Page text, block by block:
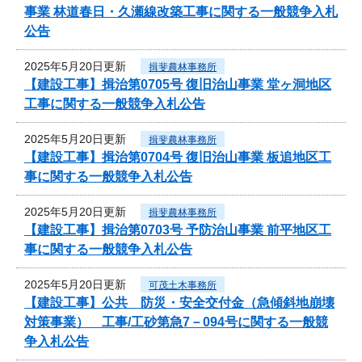
事業 林道春日・久瀬線改築工事に関する一般競争入札
公告
2025年5月20日更新 揖斐農林事務所
【建設工事】揖治第0705号 復旧治山事業 堂ヶ洞地区
工事に関する一般競争入札公告
2025年5月20日更新 揖斐農林事務所
【建設工事】揖治第0704号 復旧治山事業 板追地区工
事に関する一般競争入札公告
2025年5月20日更新 揖斐農林事務所
【建設工事】揖治第0703号 予防治山事業 前平地区工
事に関する一般競争入札公告
2025年5月20日更新 可茂土木事務所
【建設工事】公共 防災・安全交付金（急傾斜地崩壊
対策事業） 工事/工砂第急7－094号に関する一般競
争入札公告